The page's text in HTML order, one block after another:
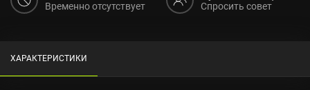
Временно отсутствует Спросить совет
ХАРАКТЕРИСТИКИ